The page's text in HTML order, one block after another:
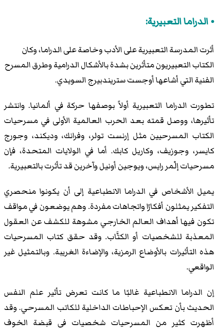
الدراما التعبيرية:
أثرت المدرسة التعبيرية على الأدب وخاصة على الدراما، وكان
الكتاب التعبيريون متأثرين بشدة بالأشكال الدرامية وطرق المسرح
الفنية التي أشاعها أوجست ستريندبيرج السويدي.
تطورت الدراما التعبيرية أولاً بوصفها حركة في ألمانيا. وانتشر
تأثيرها، ووصل قمته بعد الحرب العالمية الأولى في مسرحيات
الكتاب المسرحيين مثل إرنست تولر، وفرانك، وديكند، وجورج
كايسر، وجوزيف، وكاريل كابك. أما في الولايات المتحدة، فإن
مسرحيات إلْمر رايس، ويوجين أونيل وآخرين قد تأثرت بالتعبيرية.
يميل الأشخاص في الدراما الانطباعية إلى أن يكونوا منحصري
التفكير يمثلون أفكارًا واتجاهات مفردة. وهم يوضعون في مواقف
تكون فيها أهداف العالم الخارجي مشوهة للكشف عن العقول
المعذبة للشخصيات أو الكتَّاب. وقد حقق كتاب المسرحيات
هذه التأثيرات بالأوضاع الرمزية، والإضاءة الغريبة. وبالتمثيل غير
الواقعي.
إن الدراما الانطباعية غالبًا ما كانت تعرض تأثير علم النفس
الحديث بأن تعكس الإحباطات الداخلية للكاتب المسرحي. وقد
أظهرت كثير من المسرحيات شخصيات في قبضة الخوف